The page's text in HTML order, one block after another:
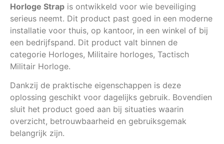
Horloge Strap is ontwikkeld voor wie beveiliging
serieus neemt. Dit product past goed in een moderne
installatie voor thuis, op kantoor, in een winkel of bij
een bedrijfspand. Dit product valt binnen de
categorie Horloges, Militaire horloges, Tactisch
Militair Horloge.
Dankzij de praktische eigenschappen is deze
oplossing geschikt voor dagelijks gebruik. Bovendien
sluit het product goed aan bij situaties waarin
overzicht, betrouwbaarheid en gebruiksgemak
belangrijk zijn.